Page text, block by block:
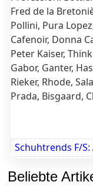
Fred de la
Pollini, Pura
Cafenoir, Donna
Peter Kaiser,
Gabor, Ganter,
Rieker, Rhode,
Prada, Bisgaard,
Schuhtrends F/S:
Beliebte